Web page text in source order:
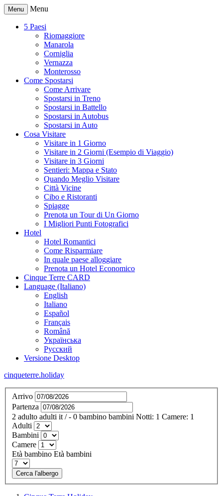
Menu Menu
5 Paesi
Riomaggiore
Manarola
Corniglia
Vernazza
Monterosso
Come Spostarsi
Come Arrivare
Spostarsi in Treno
Spostarsi in Battello
Spostarsi in Autobus
Spostarsi in Auto
Cosa Visitare
Visitare in 1 Giorno
Visitare in 2 Giorni (Esempio di Viaggio)
Visitare in 3 Giorni
Sentieri: Mappa e Stato
Quando Meglio Visitare
Città Vicine
Cibo e Ristoranti
Spiagge
Prenota un Tour di Un Giorno
I Migliori Punti Fotografici
Hotel
Hotel Romantici
Come Risparmiare
In quale paese alloggiare
Prenota un Hotel Economico
Cinque Terre CARD
Language (Italiano)
English
Italiano
Español
Français
Română
Українська
Русский
Versione Desktop
cinqueterre.holiday
Arrivo
Partenza
2 adulto adulti it / - 0 bambino bambini Notti: 1 Camere: 1
Adulti
Bambini
Camere
Età bambino Età bambini
Cerca l'albergo